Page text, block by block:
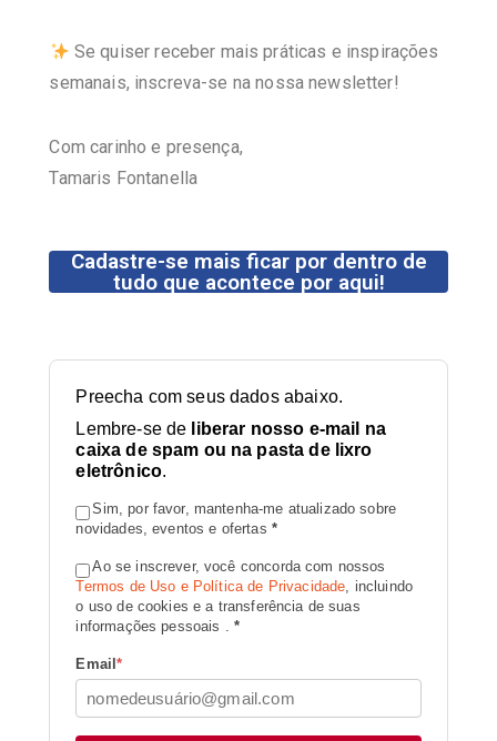
Se quiser receber mais práticas e inspirações
semanais, inscreva-se na nossa newsletter!
Com carinho e presença,
Tamaris Fontanella
Cadastre-se mais ficar por dentro de
tudo que acontece por aqui!
Preecha com seus dados abaixo.
Lembre-se de liberar nosso e-mail na
caixa de spam ou na pasta de lixro
eletrônico.
Sim, por favor, mantenha-me atualizado sobre
novidades, eventos e ofertas *
Ao se inscrever, você concorda com nossos
Termos de Uso e Política de Privacidade, incluindo
o uso de cookies e a transferência de suas
informações pessoais . *
Email*